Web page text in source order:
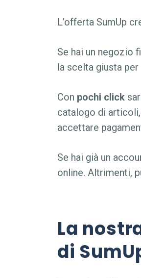
L’offerta SumUp
Se hai un negozio
la scelta giusta per
Con pochi click
catalogo di
accettare
Se hai già un
online. Altrimenti,
La
di